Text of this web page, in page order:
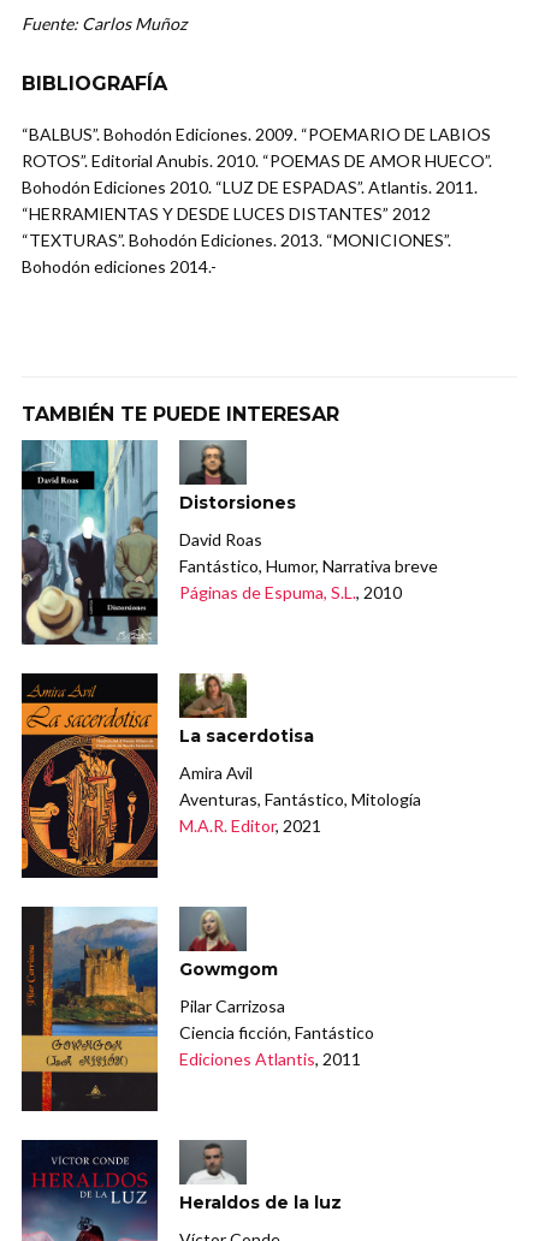
Fuente: Carlos Muñoz
BIBLIOGRAFÍA
“BALBUS”. Bohodón Ediciones. 2009. “POEMARIO DE LABIOS
ROTOS”. Editorial Anubis. 2010. “POEMAS DE AMOR HUECO”.
Bohodón Ediciones 2010. “LUZ DE ESPADAS”. Atlantis. 2011.
“HERRAMIENTAS Y DESDE LUCES DISTANTES” 2012
“TEXTURAS”. Bohodón Ediciones. 2013. “MONICIONES”.
Bohodón ediciones 2014.-
TAMBIÉN TE PUEDE INTERESAR
Distorsiones
David Roas
Fantástico, Humor, Narrativa breve
Páginas de Espuma, S.L., 2010
La sacerdotisa
Amira Avil
Aventuras, Fantástico, Mitología
M.A.R. Editor, 2021
Gowmgom
Pilar Carrizosa
Ciencia ficción, Fantástico
Ediciones Atlantis, 2011
Heraldos de la luz